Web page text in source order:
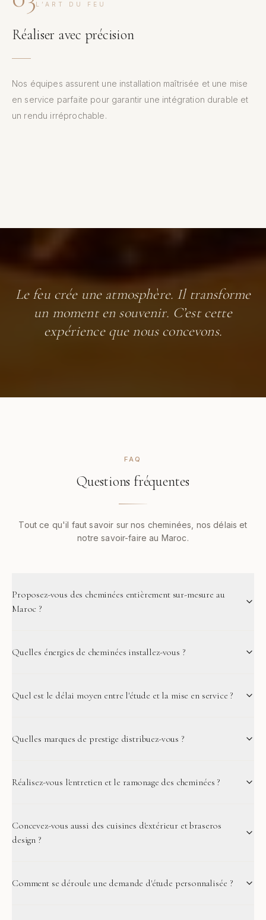
L’ART DU FEU
Réaliser avec précision
Nos équipes assurent une installation maîtrisée et une mise
en service parfaite pour garantir une intégration durable et
un rendu irréprochable.
Le feu crée une atmosphère. Il transforme
un moment en souvenir. C’est cette
expérience que nous concevons.
FAQ
Questions fréquentes
Tout ce qu'il faut savoir sur nos cheminées, nos délais et
notre savoir-faire au Maroc.
Proposez-vous des cheminées entièrement sur-mesure au
Maroc ?
Quelles énergies de cheminées installez-vous ?
Quel est le délai moyen entre l'étude et la mise en service ?
Quelles marques de prestige distribuez-vous ?
Réalisez-vous l'entretien et le ramonage des cheminées ?
Concevez-vous aussi des cuisines d'extérieur et braseros
design ?
Comment se déroule une demande d'étude personnalisée ?